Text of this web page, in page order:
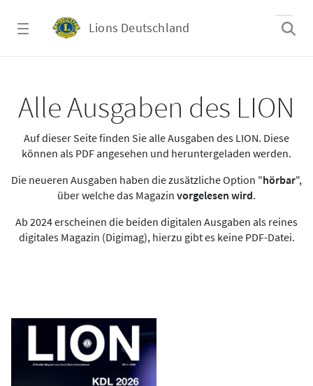
Lions Deutschland
Alle Ausgaben des LION
Auf dieser Seite finden Sie alle Ausgaben des LION. Diese
können als PDF angesehen und heruntergeladen werden.
Die neueren Ausgaben haben die zusätzliche Option "hörbar",
über welche das Magazin vorgelesen wird.
Ab 2024 erscheinen die beiden digitalen Ausgaben als reines
digitales Magazin (Digimag), hierzu gibt es keine PDF-Datei.